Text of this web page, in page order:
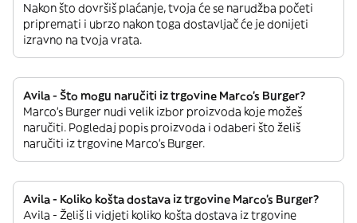
Nakon što dovršiš plaćanje, tvoja će se narudžba početi
pripremati i ubrzo nakon toga dostavljač će je donijeti
izravno na tvoja vrata.
Avila - Što mogu naručiti iz trgovine Marco's Burger?
Marco's Burger nudi velik izbor proizvoda koje možeš
naručiti. Pogledaj popis proizvoda i odaberi što želiš
naručiti iz trgovine Marco's Burger.
Avila - Koliko košta dostava iz trgovine Marco's Burger?
Avila - Želiš li vidjeti koliko košta dostava iz trgovine